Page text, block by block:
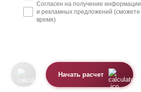
Согласен на получение информации
и рекламных предложений (сможете
время)
Начать расчет